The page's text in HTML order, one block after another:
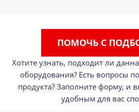
ПОМОЧЬ С
Хотите узнать, подходит ли
оборудования? Есть вопросы
продукта? Заполните форму, и
удобным для вас